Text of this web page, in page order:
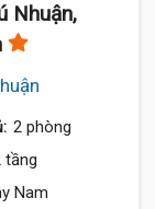
Nhuận,
2 phòng
tầng
Nam